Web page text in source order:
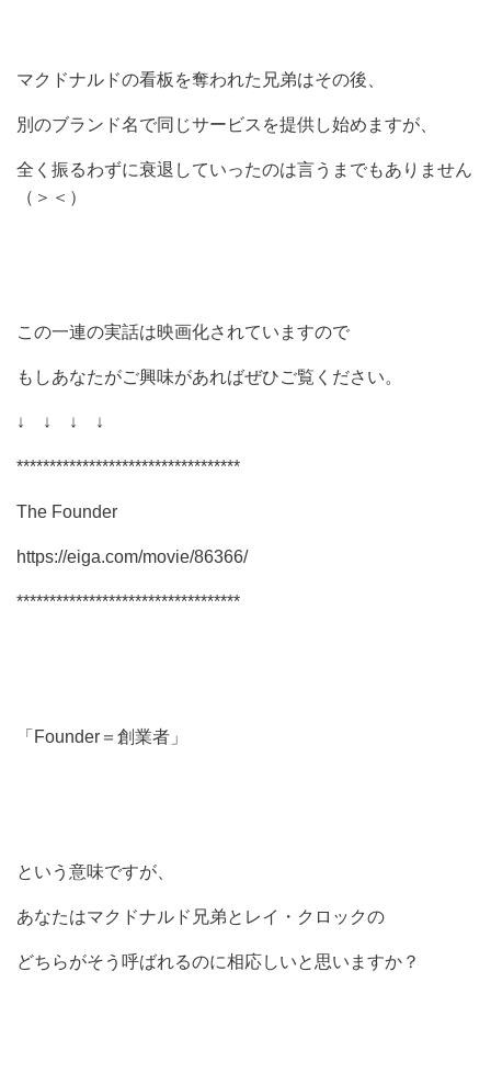
マクドナルドの看板を奪われた兄弟はその後、
別のブランド名で同じサービスを提供し始めますが、
全く振るわずに衰退していったのは言うまでもありません
（＞＜）
この一連の実話は映画化されていますので
もしあなたがご興味があればぜひご覧ください。
↓ ↓ ↓ ↓
**********************************
The Founder
https://eiga.com/movie/86366/
**********************************
「Founder＝創業者」
という意味ですが、
あなたはマクドナルド兄弟とレイ・クロックの
どちらがそう呼ばれるのに相応しいと思いますか？